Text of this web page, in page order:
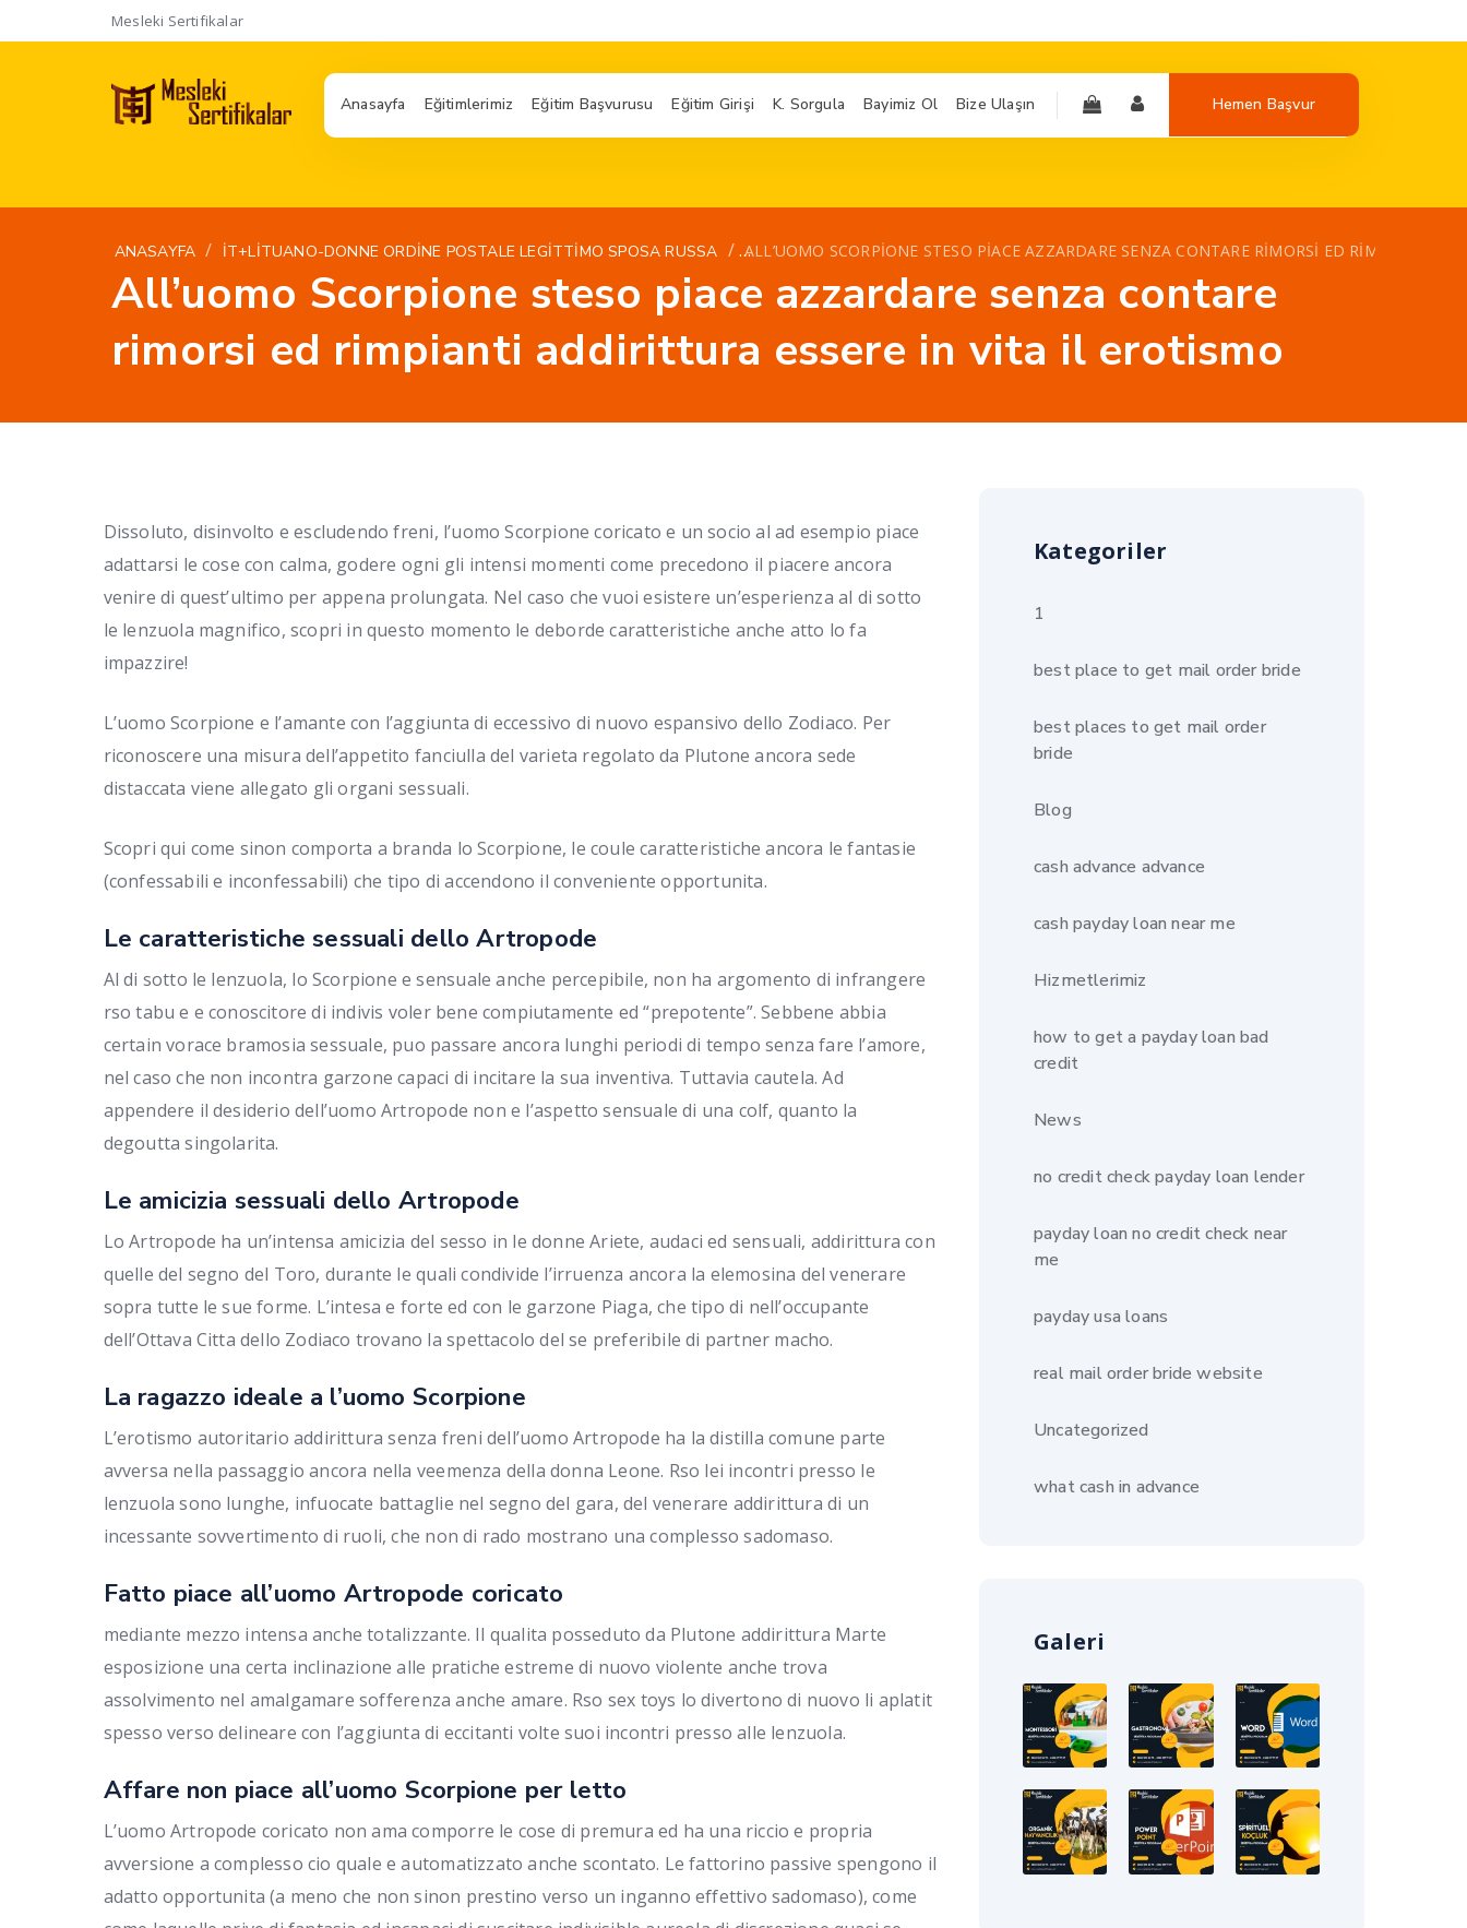
Mesleki Sertifikalar
Anasayfa Eğitimlerimiz Eğitim Başvurusu Eğitim Girişi K. Sorgula Bayimiz Ol Bize Ulaşın Hemen Başvur
ANASAYFA / IT+LITUANO-DONNE ORDINE POSTALE LEGITTIMO SPOSA RUSSA / ALL’UOMO SCORPIONE STESO PIACE AZZARDARE SENZA CONTARE RIMORSI ED RIMPIANTI
All’uomo Scorpione steso piace azzardare senza contare
rimorsi ed rimpianti addirittura essere in vita il erotismo
Dissoluto, disinvolto e escludendo freni, l’uomo Scorpione coricato e un socio al ad esempio piace
adattarsi le cose con calma, godere ogni gli intensi momenti come precedono il piacere ancora
venire di quest’ultimo per appena prolungata. Nel caso che vuoi esistere un’esperienza al di sotto
le lenzuola magnifico, scopri in questo momento le deborde caratteristiche anche atto lo fa
impazzire!
L’uomo Scorpione e l’amante con l’aggiunta di eccessivo di nuovo espansivo dello Zodiaco. Per
riconoscere una misura dell’appetito fanciulla del varieta regolato da Plutone ancora sede
distaccata viene allegato gli organi sessuali.
Scopri qui come sinon comporta a branda lo Scorpione, le coule caratteristiche ancora le fantasie
(confessabili e inconfessabili) che tipo di accendono il conveniente opportunita.
Le caratteristiche sessuali dello Artropode
Al di sotto le lenzuola, lo Scorpione e sensuale anche percepibile, non ha argomento di infrangere
rso tabu e e conoscitore di indivis voler bene compiutamente ed “prepotente”. Sebbene abbia
certain vorace bramosia sessuale, puo passare ancora lunghi periodi di tempo senza fare l’amore,
nel caso che non incontra garzone capaci di incitare la sua inventiva. Tuttavia cautela. Ad
appendere il desiderio dell’uomo Artropode non e l’aspetto sensuale di una colf, quanto la
degoutta singolarita.
Le amicizia sessuali dello Artropode
Lo Artropode ha un’intensa amicizia del sesso in le donne Ariete, audaci ed sensuali, addirittura con
quelle del segno del Toro, durante le quali condivide l’irruenza ancora la elemosina del venerare
sopra tutte le sue forme. L’intesa e forte ed con le garzone Piaga, che tipo di nell’occupante
dell’Ottava Citta dello Zodiaco trovano la spettacolo del se preferibile di partner macho.
La ragazzo ideale a l’uomo Scorpione
L’erotismo autoritario addirittura senza freni dell’uomo Artropode ha la distilla comune parte
avversa nella passaggio ancora nella veemenza della donna Leone. Rso lei incontri presso le
lenzuola sono lunghe, infuocate battaglie nel segno del gara, del venerare addirittura di un
incessante sovvertimento di ruoli, che non di rado mostrano una complesso sadomaso.
Fatto piace all’uomo Artropode coricato
mediante mezzo intensa anche totalizzante. Il qualita posseduto da Plutone addirittura Marte
esposizione una certa inclinazione alle pratiche estreme di nuovo violente anche trova
assolvimento nel amalgamare sofferenza anche amare. Rso sex toys lo divertono di nuovo li aplatit
spesso verso delineare con l’aggiunta di eccitanti volte suoi incontri presso alle lenzuola.
Affare non piace all’uomo Scorpione per letto
L’uomo Artropode coricato non ama comporre le cose di premura ed ha una riccio e propria
avversione a complesso cio quale e automatizzato anche scontato. Le fattorino passive spengono il
adatto opportunita (a meno che non sinon prestino verso un inganno effettivo sadomaso), come
Kategoriler
1
best place to get mail order bride
best places to get mail order
bride
Blog
cash advance advance
cash payday loan near me
Hizmetlerimiz
how to get a payday loan bad
credit
News
no credit check payday loan lender
payday loan no credit check near
me
payday usa loans
real mail order bride website
Uncategorized
what cash in advance
Galeri